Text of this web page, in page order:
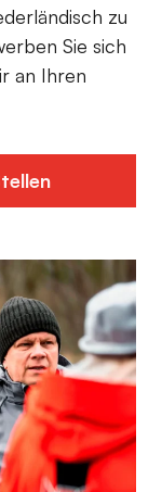
zu
Sie sich
an Ihren